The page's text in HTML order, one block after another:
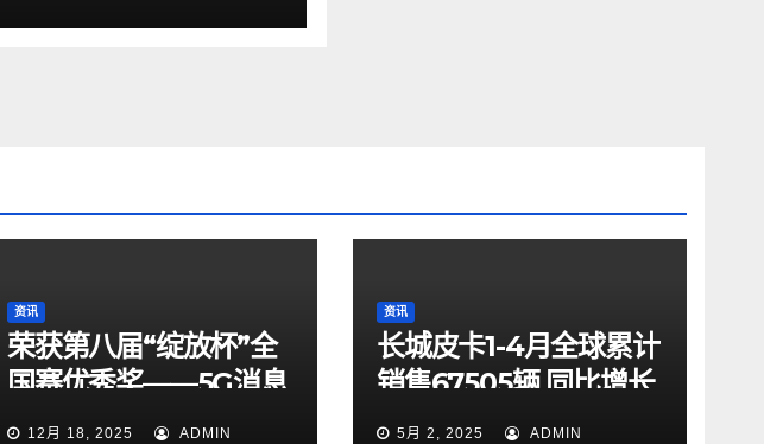
资讯
荣获第八届“绽放杯”全
国赛优秀奖——5G消息
+AI赋能，提升外籍来
12月 18, 2025 ADMIN
资讯
长城皮卡1-4月全球累计
销售67505辆 同比增长
9.7% 蝉联中国皮卡销
5月 2, 2025 ADMIN